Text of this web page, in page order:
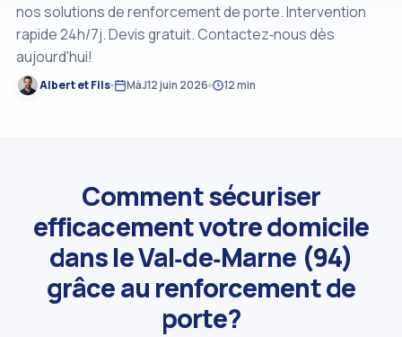
nos solutions de renforcement de porte. Intervention
rapide 24h/7j. Devis gratuit. Contactez‑nous dès
aujourd'hui!
Albert et Fils MàJ12 juin 2026 12 min
Comment sécuriser
efficacement votre domicile
dans le Val‑de‑Marne (94)
grâce au renforcement de
porte?